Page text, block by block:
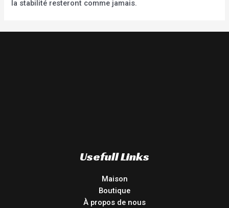
la stabilité resteront comme jamais.
Usefull Links
Maison
Boutique
À propos de nous